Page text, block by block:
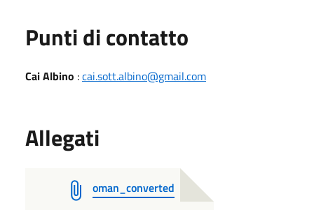
Punti di contatto
Cai Albino :cai.sott.albino@gmail.com
Allegati
oman_converted